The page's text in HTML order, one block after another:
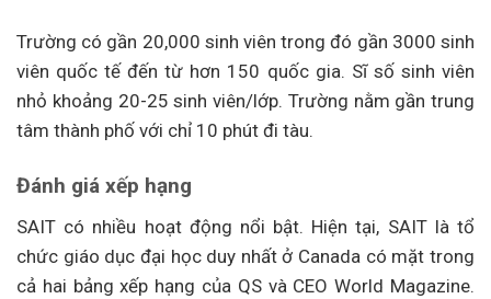
Trường có gần 20,000 sinh viên trong đó gần 3000 sinh
viên quốc tế đến từ hơn 150 quốc gia. Sĩ số sinh viên
nhỏ khoảng 20-25 sinh viên/lớp. Trường nằm gần trung
tâm thành phố với chỉ 10 phút đi tàu.
Đánh giá xếp hạng
SAIT có nhiều hoạt động nổi bật. Hiện tại, SAIT là tổ
chức giáo dục đại học duy nhất ở Canada có mặt trong
cả hai bảng xếp hạng của QS và CEO World Magazine.